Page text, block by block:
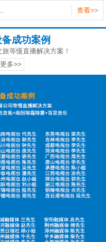
查看>>
成功案例
等慢直播解决方案！
多>>